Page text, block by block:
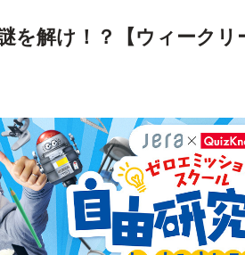
を解け！？【ウィークリ